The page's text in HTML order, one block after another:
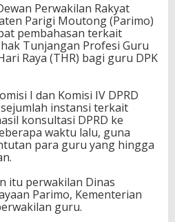
Perwakilan Rakyat
Parigi Moutong (Parimo)
pembahasan terkait
Tunjangan Profesi Guru
Raya (THR) bagi guru DPK
I dan Komisi IV DPRD
instansi terkait
konsultasi DPRD ke
waktu lalu, guna
para guru yang hingga
itu perwakilan Dinas
Parimo, Kementerian
guru.